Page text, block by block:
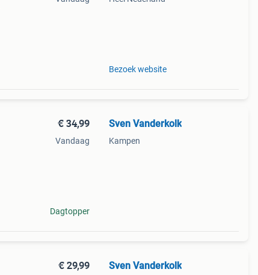
Bezoek website
€ 34,99
Vandaag
Dagtopper
Sven Vanderkolk
Kampen
€ 29,99 Sven Vanderkolk